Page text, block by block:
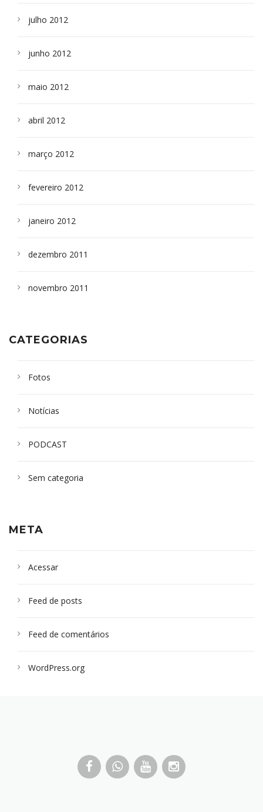
julho 2012
junho 2012
maio 2012
abril 2012
março 2012
fevereiro 2012
janeiro 2012
dezembro 2011
novembro 2011
CATEGORIAS
Fotos
Notícias
PODCAST
Sem categoria
META
Acessar
Feed de posts
Feed de comentários
WordPress.org